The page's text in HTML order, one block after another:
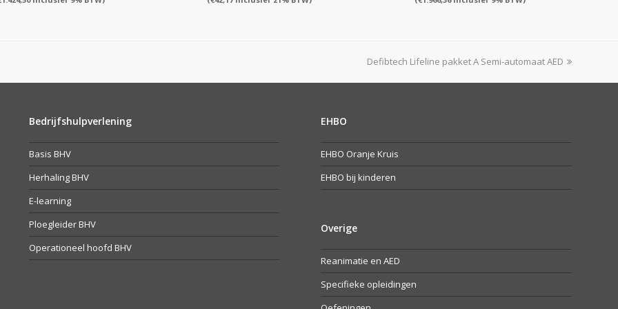
next
Defibtech Lifeline pakket A Semi-automaat AED
Bedrijfshulpverlening
Basis BHV
Herhaling BHV
E-learning
Ploegleider BHV
Operationeel hoofd BHV
EHBO
EHBO Oranje Kruis
EHBO bij kinderen
Overige
Reanimatie en AED
Specifieke opleidingen